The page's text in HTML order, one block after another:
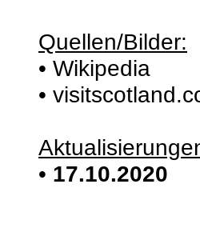
Quellen/Bilder:
• Wikipedia
•
• 17.10.2020